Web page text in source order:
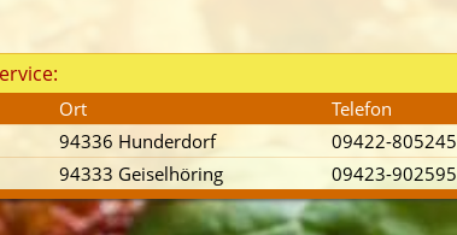
Kontakt
Ort
Telefon
94336 Hunderdorf
09422-805245
94333 Geiselhöring 09423-902595